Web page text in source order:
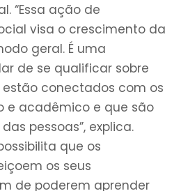
“Essa ação de
visa o crescimento da
geral. É uma
de se qualificar sobre
conectados com os
e acadêmico e que são
pessoas”, explica.
que os
os seus
de poderem aprender